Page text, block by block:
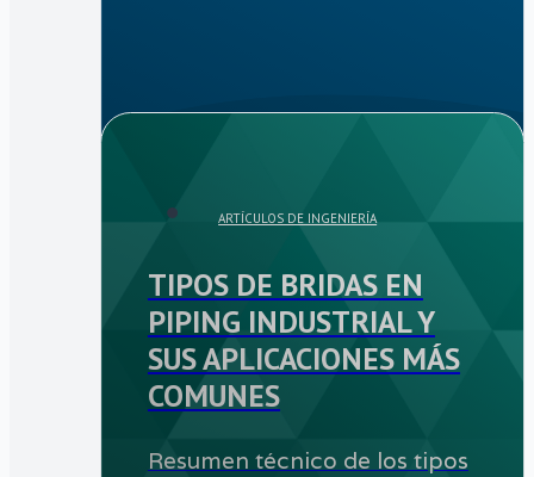
ARTÍCULOS DE INGENIERÍA
TIPOS DE BRIDAS EN
PIPING INDUSTRIAL Y
SUS APLICACIONES MÁS
COMUNES
Resumen técnico de los tipos